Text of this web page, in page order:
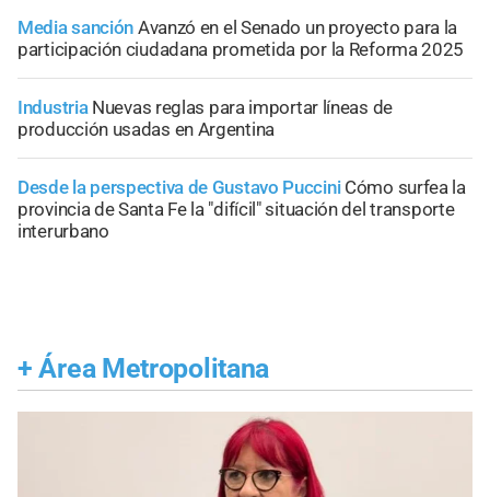
Media sanción Avanzó en el Senado un proyecto para la
participación ciudadana prometida por la Reforma 2025
Industria Nuevas reglas para importar líneas de
producción usadas en Argentina
Desde la perspectiva de Gustavo Puccini Cómo surfea la
provincia de Santa Fe la "difícil" situación del transporte
interurbano
+ Área Metropolitana